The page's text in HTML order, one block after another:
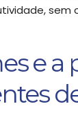
sem
e a